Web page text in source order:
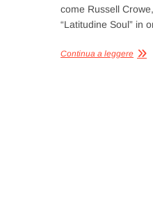
come Russell
“Latitudine Soul” in
Continua a leggere